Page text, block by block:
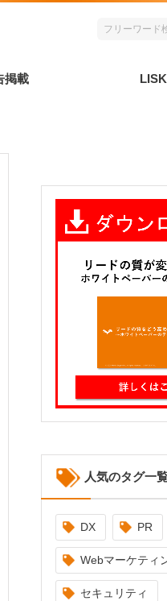
掲載
人気のタグ一
DX PR
Webマーケティ
セキュリティ